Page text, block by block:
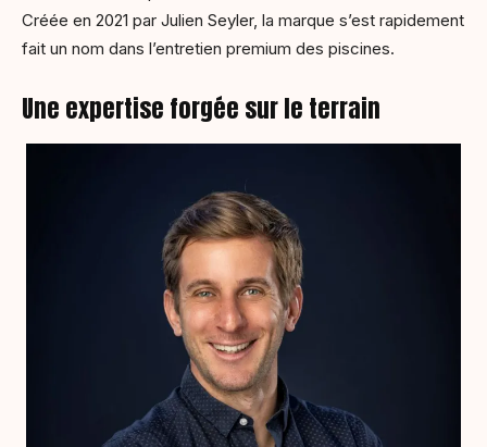
Créée en 2021 par Julien Seyler, la marque s’est rapidement
fait un nom dans l’entretien premium des piscines.
Une expertise forgée sur le terrain